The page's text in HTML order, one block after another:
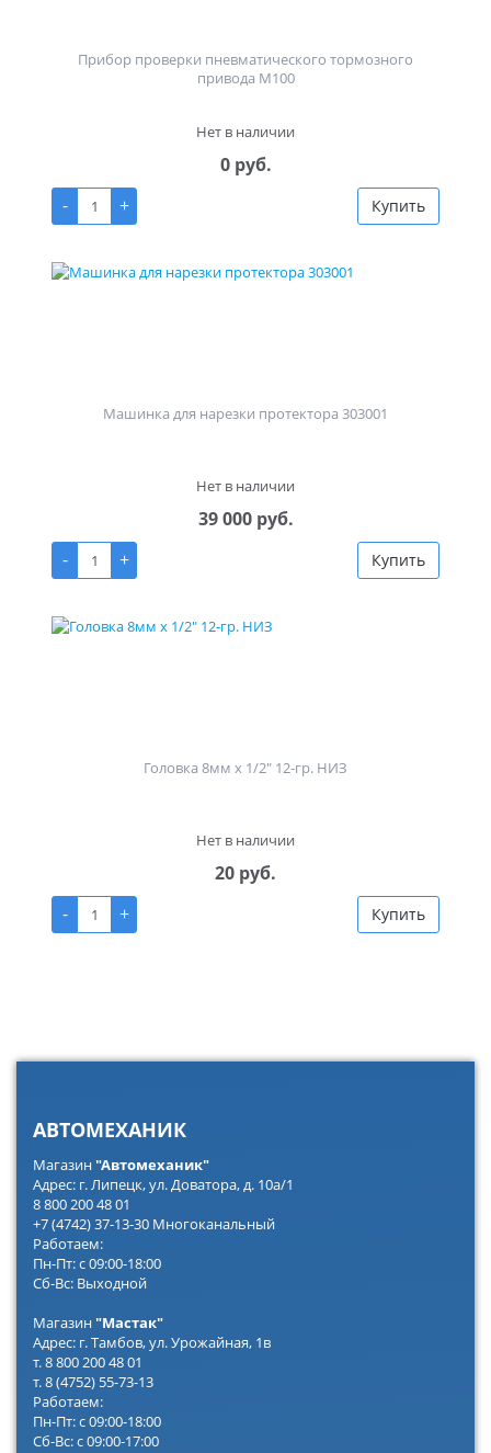
Прибор проверки пневматического тормозного
привода М100
Нет в наличии
0 руб.
-
+ Купить
Машинка для нарезки протектора 303001
Нет в наличии
39 000 руб.
-
+ Купить
Головка 8мм х 1/2" 12-гр. НИЗ
Нет в наличии
20 руб.
-
+ Купить
АВТОМЕХАНИК
Магазин"Автомеханик"
Адрес: г. Липецк, ул. Доватора, д. 10а/1
8 800 200 48 01
+7 (4742) 37-13-30 Многоканальный
Работаем:
Пн-Пт: с 09:00-18:00
Сб-Вс: Выходной
Магазин"Мастак"
Адрес: г. Тамбов, ул. Урожайная, 1в
т. 8 800 200 48 01
т. 8 (4752) 55-73-13
Работаем:
Пн-Пт: с 09:00-18:00
Сб-Вс: с 09:00-17:00